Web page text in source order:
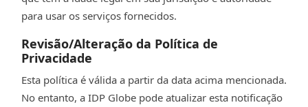
para usar os serviços fornecidos.
Revisão/Alteração da Política de
Privacidade
Esta política é válida a partir da data acima mencionada.
No entanto, a IDP Globe pode atualizar esta notificação